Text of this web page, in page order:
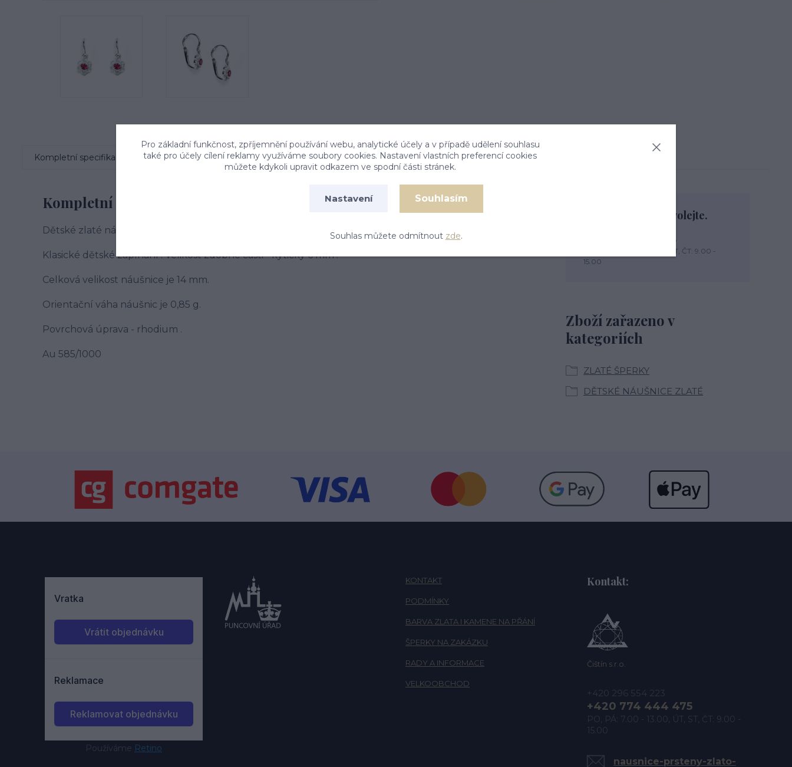
Kompletní specifikace Komentáře 0
Kompletní specifikace
Dětské zlaté náušnice kytičky zdobené zirkonem .
Klasické dětské zapínání . Velikost zdobné části - kytičky 6 mm .
Celková velikost náušnice je 14 mm.
Orientační váha náušnic je 0,85 g.
Povrchová úprava - rhodium .
Au 585/1000
Zboží zařazeno v
kategoriích
ZLATÉ ŠPERKY
DĚTSKÉ NÁUŠNICE ZLATÉ
Nevíte si rady? Zavolejte.
+420 774 444 475
PO, PÁ: 7.00 - 13.00, ÚT, ST, ČT: 9.00 -
15.00
Používáme Retino
KONTAKT
PODMÍNKY
BARVA ZLATA I KAMENE NA PŘÁNÍ
ŠPERKY NA ZAKÁZKU
RADY A INFORMACE
VELKOOBCHOD
Kontakt:
Čištín s.r.o.
+420 296 554 223
+420 774 444 475
PO, PÁ: 7.00 - 13.00, ÚT, ST, ČT: 9.00 -
15.00
nausnice-prsteny-zlato-
Pro základní funkčnost, zpříjemnění používání webu, analytické účely a v případě udělení souhlasu
také pro účely cílení reklamy využíváme soubory cookies. Nastavení vlastních preferencí cookies
můžete kdykoli upravit odkazem ve spodní části stránek.
Nastavení Souhlasím
Souhlas můžete odmítnout zde.